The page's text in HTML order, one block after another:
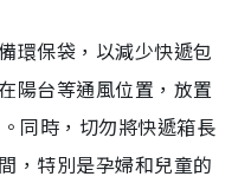
環保袋，以減少快遞包
陽台等通風位置，放置
同時，切勿將快遞箱長
，特別是孕婦和兒童的